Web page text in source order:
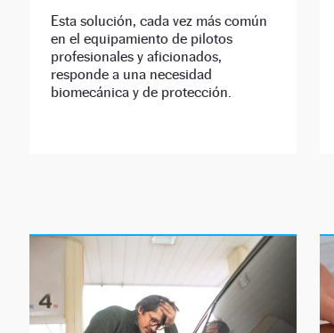
Esta solución, cada vez más común
en el equipamiento de pilotos
profesionales y aficionados,
responde a una necesidad
biomecánica y de protección.